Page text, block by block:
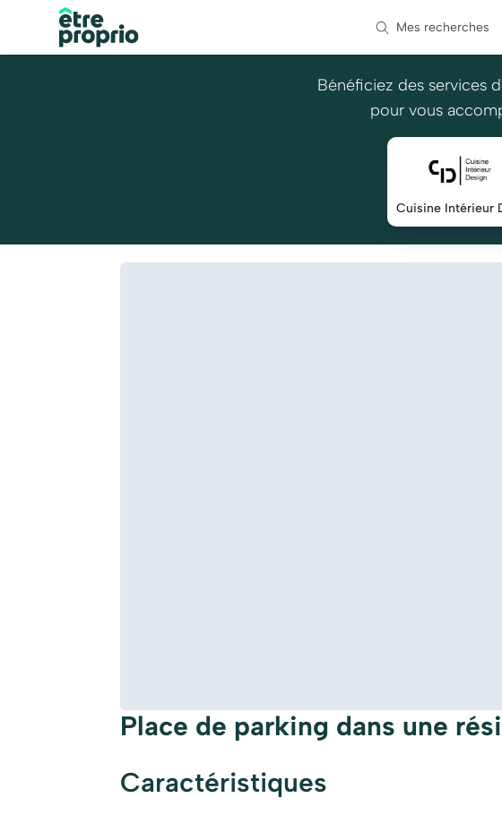
Mes recherches
Bénéficiez des services
pour vous
Place de parking dans une
Caractéristiques